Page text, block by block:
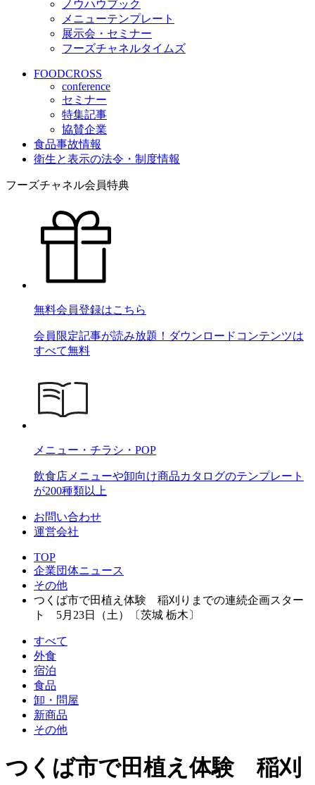
ノウハウブック
メニューテンプレート
展示会・セミナー
フーズチャネルタイムズ
FOODCROSS
conference
セミナー
特集記事
協賛企業
食品事故情報
衛生と表示の法令・制度情報
フーズチャネル会員特典
無料会員登録はこちら
会員限定記事が読み放題！ダウンロードコンテンツは
すべて無料
メニュー・チラシ・POP
飲食店メニューや卸向け商品カタログのテンプレート
が200種類以上
お問い合わせ
運営会社
TOP
企業団体ニュース
その他
つくば市で田植え体験 稲刈りまでの連続企画スター
ト 5月23日（土）〔茨城 栃木〕
すべて
外食
宿泊
食品
卸・問屋
新商品
その他
つくば市で田植え体験 稲刈